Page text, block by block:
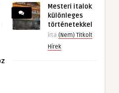
Mesteri italok
különleges
történetekkel
írta (Nem) Titkolt
Hírek